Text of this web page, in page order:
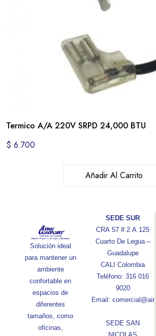
Termico A/A 220V SRPD 24,000 BTU
$ 6.700
Añadir Al Carrito
Solución ideal
para mantener un
ambiente
confortable en
espacios de
diferentes
tamaños, como
oficinas,
SEDE SUR
CRA 57 # 2 A 125
Cuarto De Legua –
Guadalupe
CALI Colombia
Teléfono: 316 016
9020
Email:
SEDE SAN